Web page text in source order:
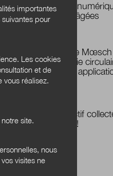
L’exclusion
personnes âgées
Emmanuelle
« L’économie
trouver des
terrain »
2023, objectif
biodéchets !
importantes
pour
Les cookies
et de
réalisez.
site.
nous
visites ne